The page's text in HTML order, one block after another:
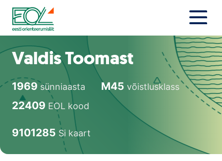
Liigu
sisu
juurde
Uudised
Orienteerujale
Eesti Orienteerumine 100!
Toetamine
Valdis Toomast
1969sünniaasta M45 võistlusklass
22409 EOL kood
9101285 Si kaart